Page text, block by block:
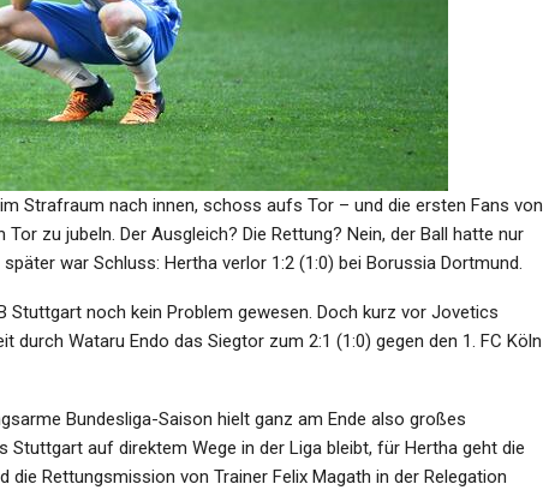
Strafraum nach innen, schoss aufs Tor – und die ersten Fans von
zu jubeln. Der Ausgleich? Die Rettung? Nein, der Ball hatte nur
war Schluss: Hertha verlor 1:2 (1:0) bei Borussia Dortmund.
Stuttgart noch kein Problem gewesen. Doch kurz vor Jovetics
durch Wataru Endo das Siegtor zum 2:1 (1:0) gegen den 1. FC Köln
Bundesliga-Saison hielt ganz am Ende also großes
Stuttgart auf direktem Wege in der Liga bleibt, für Hertha geht die
die Rettungsmission von Trainer Felix Magath in der Relegation
2025:
Die
Peretz…
GESUNDHEIT
Coronavirus-News:
“Übermenschliche
Immunität!”…
SPORT
Manchester City, Adeyemi Zum
BVB